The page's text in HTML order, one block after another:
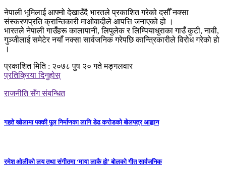
नेपाली भूमिलाई आफ्नो देखाउँदै भारतले प्रकाशित गरेको दसौँ नक्सा
संस्करणप्रति क्रान्तिकारी माओवादीले आपत्ति जनाएको हो ।
भारतले नेपाली गाउँहरू कालापानी, लिपुलेक र लिम्पियाधुराका गाउँ कुटी, नावी,
गुञ्जीलाई समेटेर नयाँ नक्सा सार्वजनिक गरेपछि कान्त्रिकारीले विरोध गरेको हो
।
प्रकाशित मिति : २०७८ पुष २० गते मङ्गलवार
प्रतिक्रिया दिनुहोस्
राजनीति सँग संबन्धित
गहते खोलामा पक्की पुल निर्माणका लागि डेढ करोडको बोलपत्र आह्वान
रमेश ओलीको लय तथा संगीतमा ‘माया लाकै हो’ बोलको गीत सार्वजनिक